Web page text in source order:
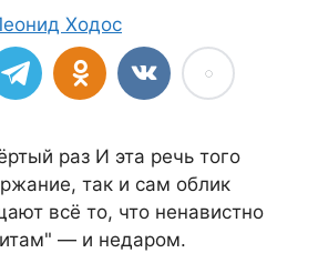
Ходос
раз И эта речь того
так и сам облик
всё то, что ненавистно
— и недаром.